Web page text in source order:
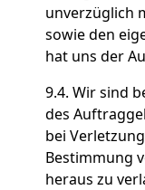
unverzüglich
sowie den
hat uns der
9.4. Wir sind
des
bei
Bestimmung
heraus zu